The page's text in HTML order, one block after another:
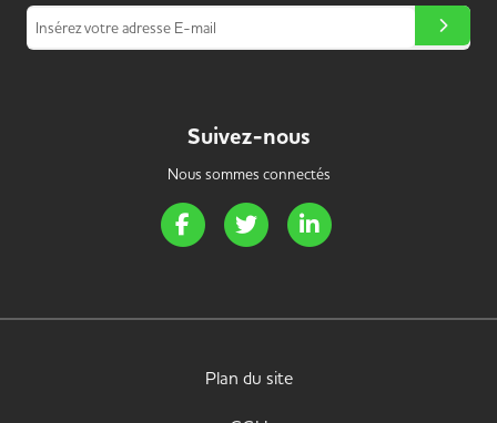
Insérez votre adresse E-mail
Suivez-nous
Nous sommes connectés
Page Facebook de Handi Energie
Page Twitter de Handi Energie
Plan du site